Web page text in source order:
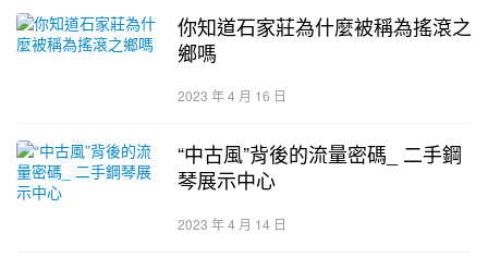
你知道石家莊為什麼被稱為搖滾之
鄉嗎
2023 年 4 月 16 日
“中古風”背後的流量密碼_ 二手鋼
琴展示中心
2023 年 4 月 14 日